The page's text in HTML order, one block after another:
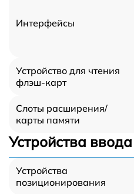
Интерфейсы
Устройство для чтения
флэш-карт
Слоты расширения/
карты памяти
Устройства ввода
Устройства
позиционирования